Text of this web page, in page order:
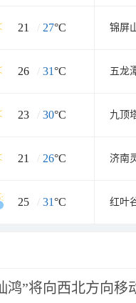
21 / 27°C 锦屏
26 / 31°C 五龙
23 / 30°C
21 / 26°C 济南
25 / 31°C 红叶
鸿”将向西北方向移